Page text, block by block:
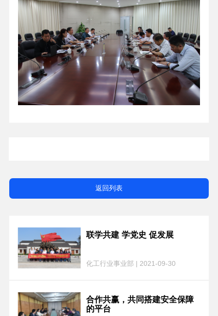
返回列表
联学共建 学党史 促发展
化工行业事业部 | 2021-09-30
合作共赢，共同搭建安全保障
的平台